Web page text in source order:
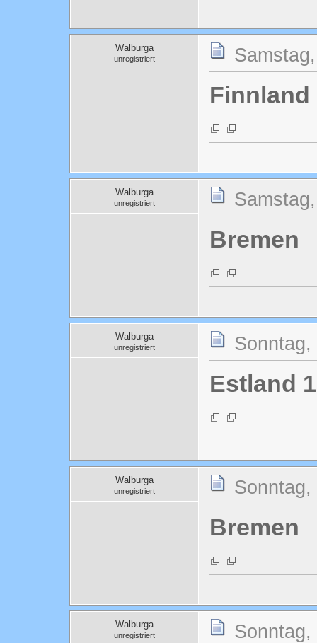
Walburga
unregistriert
Finnland
Walburga
unregistriert
Bremen
Walburga
unregistriert
Estland 1
Walburga
unregistriert
Bremen
Walburga
unregistriert